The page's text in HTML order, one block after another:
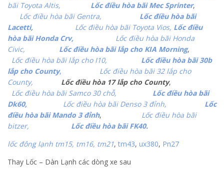
bãi Toyota Altis,
Lốc điều hòa bãi Mec Sprinter,
Lốc điều hòa bãi Gentra,
Lốc điều hòa bãi
Lacetti,
Lốc điều hòa bãi Toyota Vios, Lốc điều
hòa bãi Honda Crv,
Lốc điều hòa bãi Honda
Civic,
Lốc điều hòa bãi lắp cho KIA Morning,
Lốc điều hòa bãi lắp cho I10,
Lốc điều hòa bãi 30b
lắp cho County,
Lốc điều hòa bãi 32 lắp cho
County,
Lốc điều hòa 17 lắp cho County,
Lốc điều hòa bãi Samco 30 chỗ,
Lốc điều hòa bãi
Dk60,
Lốc điều hòa bãi Denso 3 đỉnh,
Lốc
điều hòa bãi Mando 3 đỉnh, Lốc điều hòa bãi
bitzer,
Lốc điều hòa bãi FK40.
lốc đông lạnh tm15, tm16, tm21, tm43, ux380, Pn27
Thay Lốc – Dàn Lạnh các dòng xe sau